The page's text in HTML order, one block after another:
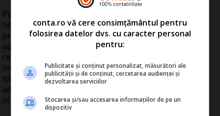
Pentru o mai mare operativitate in desfiintarea actului
nelegal este recomandata parcurgerea procedurii
prealabile si sesizarea directa a instantei de contencios
administrativ fara a parcurge procedura de contestare
reglementata de Codul de procedura fiscala. La nivelul
instantei sansele unei solutii favorabile cresc si
totodata se poate solicita suspendarea actului
administrativ impiedicand astfel organul fiscal sa puna
in executare silita tilurile executorii.
conta.ro vă cere consimțământul pentru
folosirea datelor dvs. cu caracter personal
pentru:
Publicitate și conținut personalizat, măsurători ale
publicității și de conținut, cercetarea audienței și
dezvoltarea serviciilor
Stocarea și/sau accesarea informațiilor de pe un
dispozitiv